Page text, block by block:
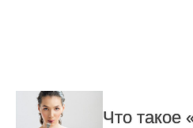
Что такое